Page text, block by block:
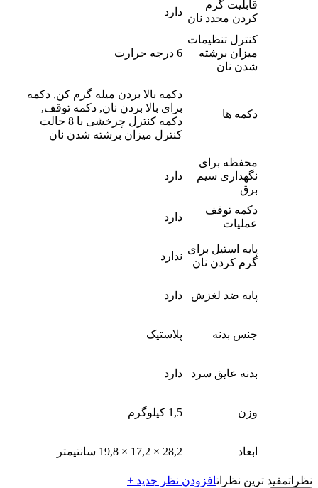
قابلیت گرم
کردن مجدد نان
دارد
کنترل تنظیمات
میزان برشته
شدن نان
6 درجه حرارت
دکمه ها
دکمه بالا بردن میله گرم کن, دکمه
برای بالا بردن نان, دکمه توقف,
دکمه کنترل چرخشی با 8 حالت
کنترل میزان برشته شدن نان
محفظه برای
نگهداری سیم
برق
دارد
دکمه توقف
عملیات
دارد
پایه استیل برای
گرم کردن نان
ندارد
پایه ضد لغزش دارد
جنس بدنه پلاستیک
بدنه عایق سرد دارد
وزن 1,5 کیلوگرم
ابعاد 28,2 × 17,2 × 19,8 سانتیمتر
نظراتمفید ترین نظراتافزودن نظر جدید +